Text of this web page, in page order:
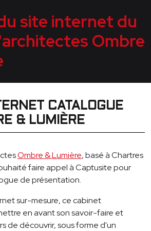
site internet du
Ombre
CATALOGUE
& LUMIÈRE
Ombre & Lumière, basé à Chartres
faire appel à Captusite pour
de présentation.
sur-mesure, ce cabinet
en avant son savoir-faire et
de découvrir, sous forme d'un